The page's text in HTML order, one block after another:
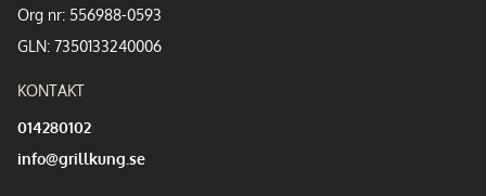
Org nr: 556988-0593
GLN: 7350133240006
KONTAKT
014280102
info@grillkung.se